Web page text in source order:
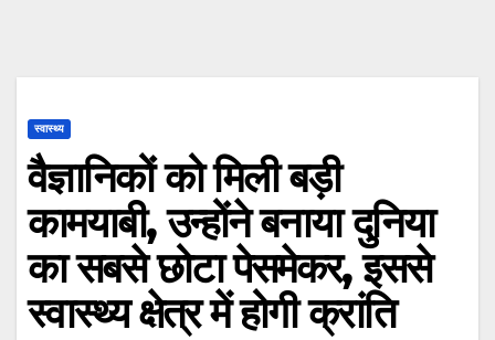
स्वास्थ्य
वैज्ञानिकों को मिली बड़ी
कामयाबी, उन्होंने बनाया दुनिया
का सबसे छोटा पेसमेकर, इससे
स्वास्थ्य क्षेत्र में होगी क्रांति